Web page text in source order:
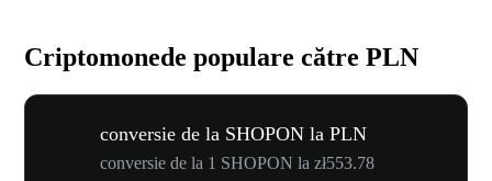
Criptomonede populare către PLN
conversie de la SHOPON la PLN
conversie de la 1 SHOPON la zł553.78